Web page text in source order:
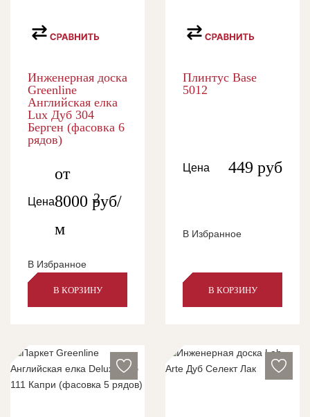
Инженерная доска
Greenline
Английская елка
Lux Дуб 304
Берген (фасовка 6
рядов)
Цена
от
8000 руб/
м
2
В Избранное
В КОРЗИНУ
Плинтус Base
5012
Цена 449 руб
В Избранное
В КОРЗИНУ